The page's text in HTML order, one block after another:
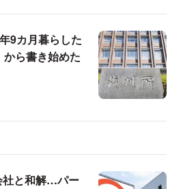
9カ月暮らした
ら書き始めた
社と和解…パー